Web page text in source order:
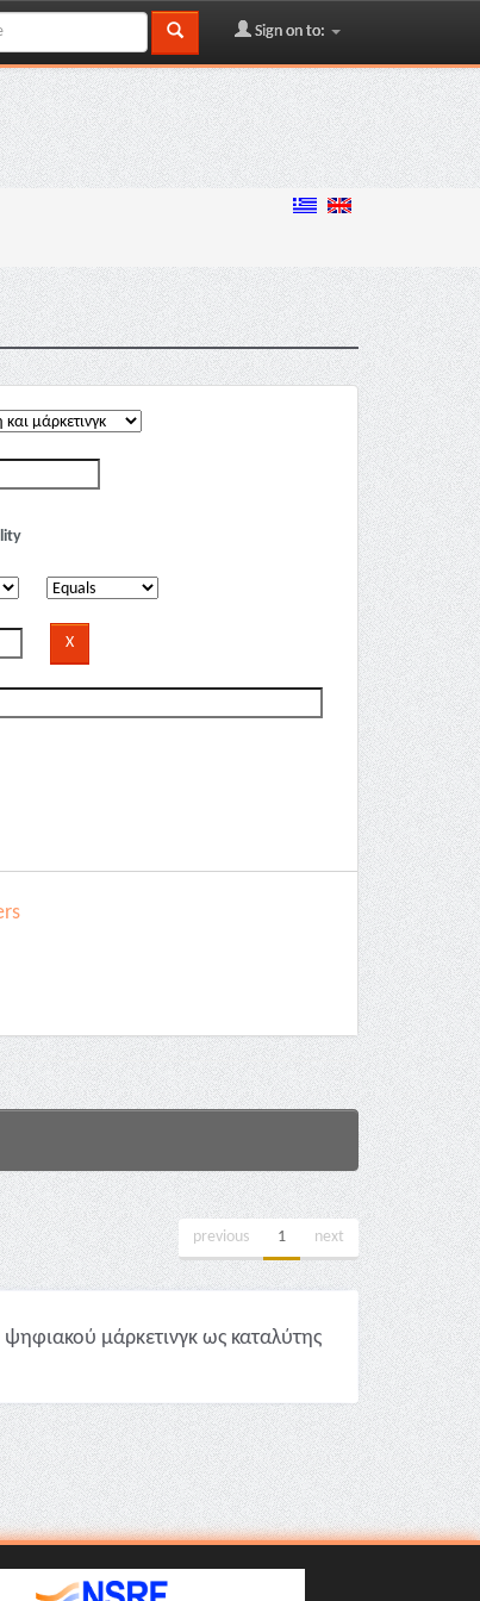
Sign on to:
previous 1 next
ψηφιακού μάρκετινγκ ως καταλύτης